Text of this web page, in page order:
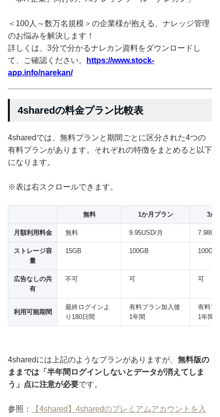
＜100人～数万名規模＞の企業様が抱える、ナレッジ管理
のお悩みを解決します！
詳しくは、3分で分かるナレカン資料をダウンロードし
て、ご確認ください。
https://www.stock-
app.info/narekan/
4sharedの料金プラン比較表
4sharedでは、無料プランと期間ごとに区分された4つの
有料プランがあります。それぞれの特徴をまとめると以下
になります。
※表は右スクロールできます。
無料 1か月プラン 3か
月額利用料金 無料 9.95USD/月
ストレージ容
量
15GB 100GB 100GB
広告なしの共
有
不可 可 可
利用可能期間
最終ログインよ
り180日間
有料プラン加入後
1年間
有料プ
1年間
4sharedには上記のようなプランがありますが、 無料版の
ままでは「半年間ログインしないとデータが消えてしま
う」点に注意が必要です。
参照：
【4shared】4sharedのプレミアムアカウントを入